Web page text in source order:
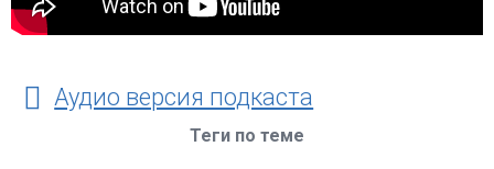
Аудио версия подкаста
Теги по теме